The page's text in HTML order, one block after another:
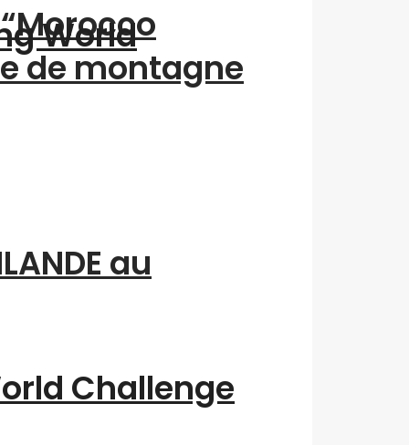
de montagne
au
World
Challenge